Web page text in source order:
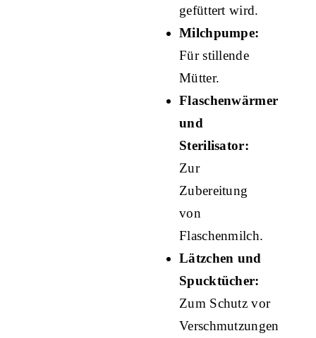
gefüttert wird.
Milchpumpe:
Für stillende
Mütter.
Flaschenwärmer
und
Sterilisator:
Zur
Zubereitung
von
Flaschenmilch.
Lätzchen und
Spucktücher:
Zum Schutz vor
Verschmutzungen